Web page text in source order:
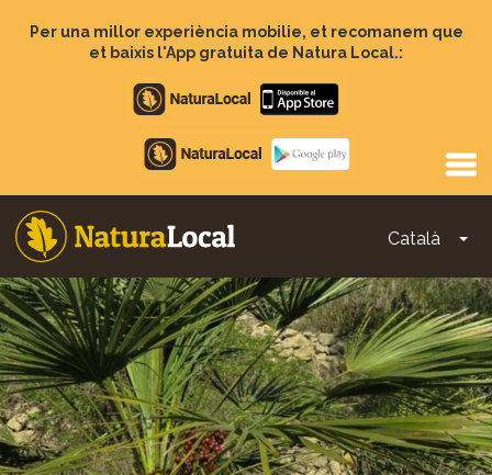
Per una millor experiència mobilie, et recomanem que
et baixis l'App gratuita de Natura Local.:
Apple
store
Google
Play
Català
Main
navigation